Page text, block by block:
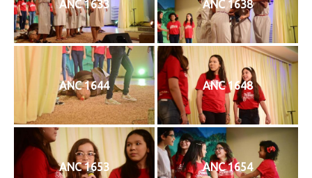
ANC 1633 ANC 1638
ANC 1644 ANC 1648
ANC 1653 ANC 1654